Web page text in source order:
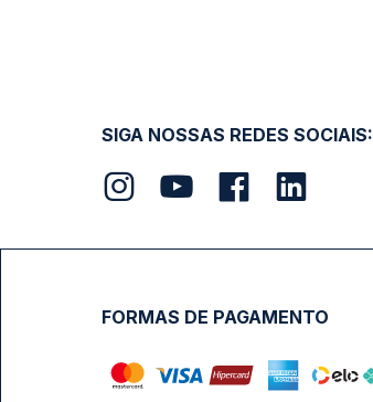
SIGA NOSSAS REDES SOCIAIS:
FORMAS DE PAGAMENTO